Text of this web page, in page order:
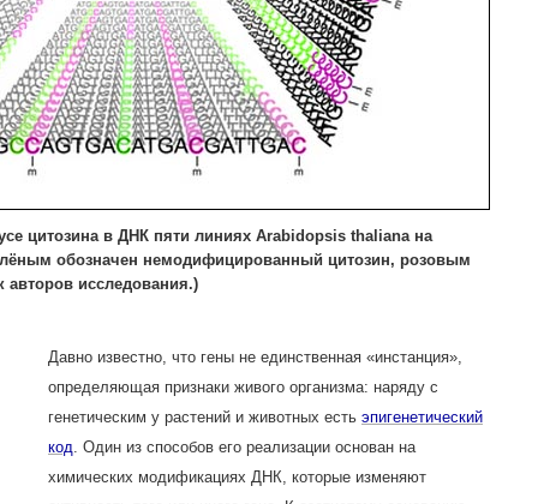
цитозина в ДНК пяти линиях Arabidopsis thaliana на
обозначен немодифицированный цитозин, розовым
исследования.)
Давно известно, что гены не единственная «инстанция»,
определяющая признаки живого организма: наряду с
генетическим у растений и животных есть эпигенетический
код . Один из способов его реализации основан на
химических модификациях ДНК, которые изменяют